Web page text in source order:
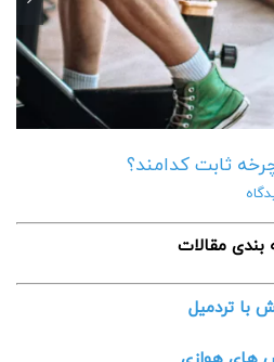
ثابت کدامند؟
بندی مقالات
با تردمیل